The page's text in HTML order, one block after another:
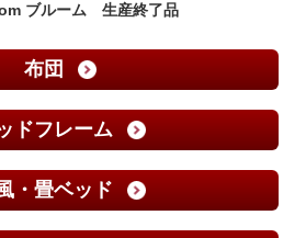
ブルーム 生産終了品
布団
ドフレーム
・畳ベッド